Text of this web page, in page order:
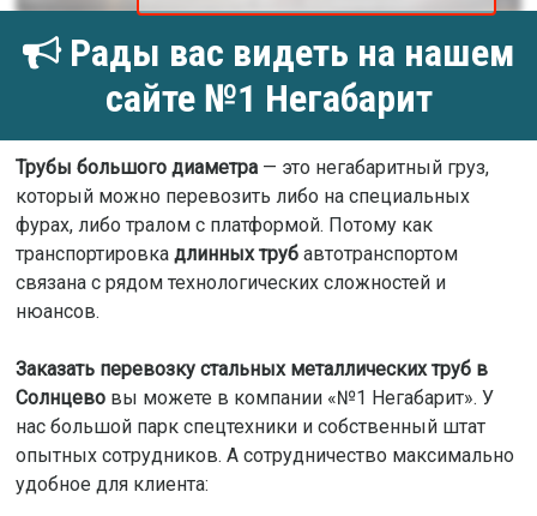
Рады вас видеть на нашем
сайте №1 Негабарит
Трубы большого диаметра— это негабаритный груз,
который можно перевозить либо на специальных
фурах, либо тралом с платформой. Потому как
транспортировка длинных трубавтотранспортом
связана с рядом технологических сложностей и
нюансов.
Заказать перевозку стальных металлических труб в
Солнцевовы можете в компании «№1 Негабарит». У
нас большой парк спецтехники и собственный штат
опытных сотрудников. А сотрудничество максимально
удобное для клиента: